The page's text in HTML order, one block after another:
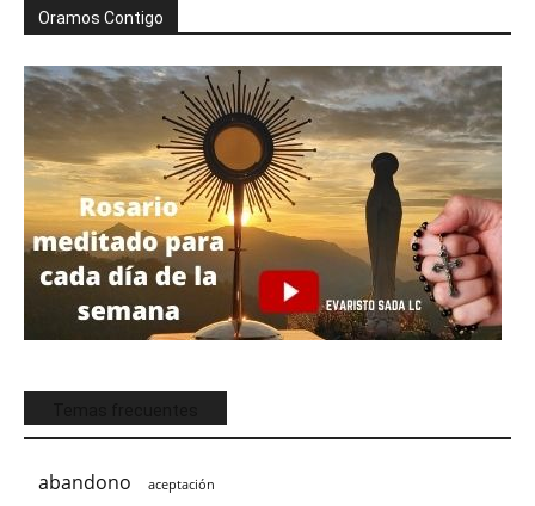
Oramos Contigo
abandono aceptación